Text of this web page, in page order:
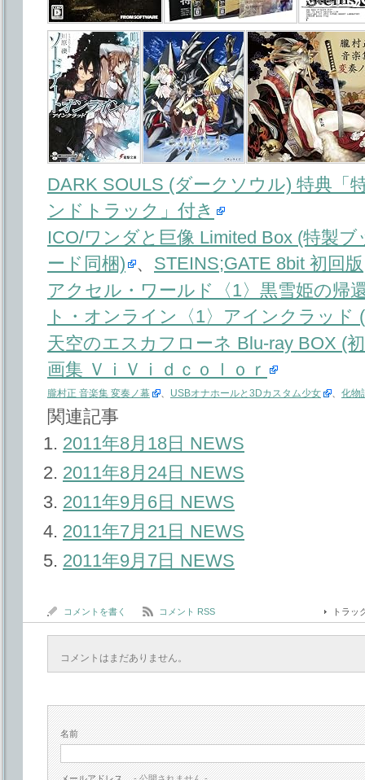
DARK SOULS (ダークソウル) 特典「
ンドトラック」付き
ICO/ワンダと巨像 Limited Box (特製
ード同梱)
、 STEINS;GATE 8bit 初回版
アクセル・ワールド〈1〉黒雪姫の帰
ト・オンライン〈1〉アインクラッド
天空のエスカフローネ Blu-ray BOX (
画集 ＶｉＶｉｄｃｏｌｏｒ
朧村正 音楽集 変奏ノ幕 、 USBオナホールと3Dカスタム少女 、 化物
関連記事
2011年8月18日 NEWS
2011年8月24日 NEWS
2011年9月6日 NEWS
2011年7月21日 NEWS
2011年9月7日 NEWS
コメントを書く コメント RSS トラ
コメントはまだありません。
名前
メールアドレス - 公開されません -